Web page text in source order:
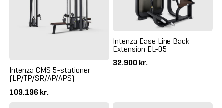
Intenza CMS 5-stationer
(LP/TP/SR/AP/APS)
109.196 kr.
Intenza Ease Line Back
Extension EL-05
32.900 kr.